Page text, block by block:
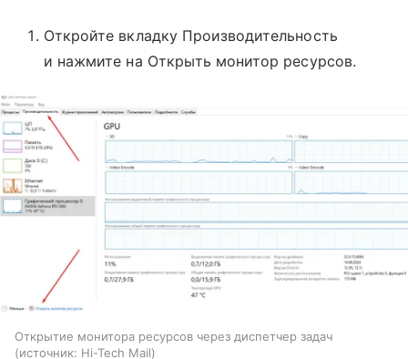
Откройте вкладку Производительность
и нажмите на Открыть монитор ресурсов.
Открытие монитора ресурсов через диспетчер задач
источник: Hi-Tech Mail